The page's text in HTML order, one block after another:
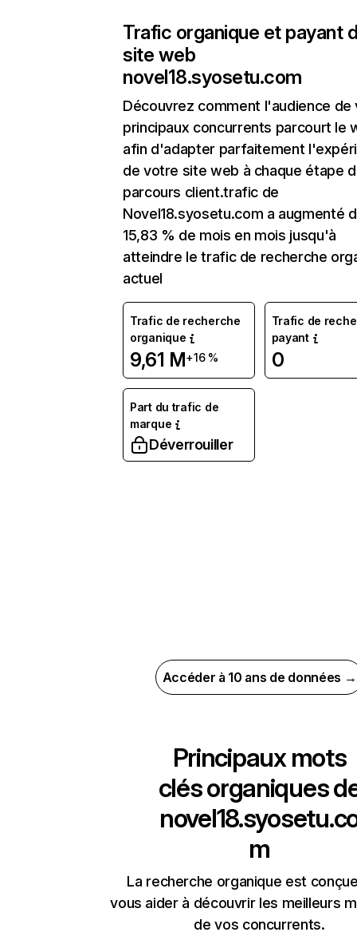
Trafic organique et payant
site web
novel18.syosetu.com
Découvrez comment l'audience de
principaux concurrents parcourt le
afin d'adapter parfaitement
de votre site web à chaque étape
parcours client.trafic de
Novel18.syosetu.com a augmenté
15,83 % de mois en mois jusqu'à
atteindre le trafic de recherche
actuel
Trafic de recherche
organique
9,61 M+16 %
Trafic de
payant
0
Part du trafic de
marque
Déverrouiller
Accéder à 10 ans de données →
Principaux mots
clés organiques
m
La recherche organique est
vous aider à découvrir les meilleurs
de vos concurrents.